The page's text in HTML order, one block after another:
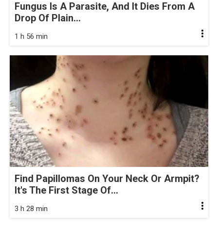
Fungus Is A Parasite, And It Dies From A
Drop Of Plain...
1 h 56 min
Find Papillomas On Your Neck Or Armpit?
It's The First Stage Of...
3 h 28 min